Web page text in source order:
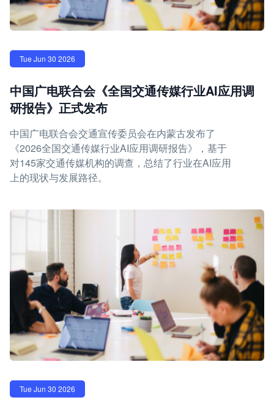
Tue Jun 30 2026
中国广电联合会《全国交通传媒行业AI应用调
研报告》正式发布
中国广电联合会交通宣传委员会在内蒙古发布了
《2026全国交通传媒行业AI应用调研报告》，基于
对145家交通传媒机构的调查，总结了行业在AI应用
上的现状与发展路径。
Tue Jun 30 2026